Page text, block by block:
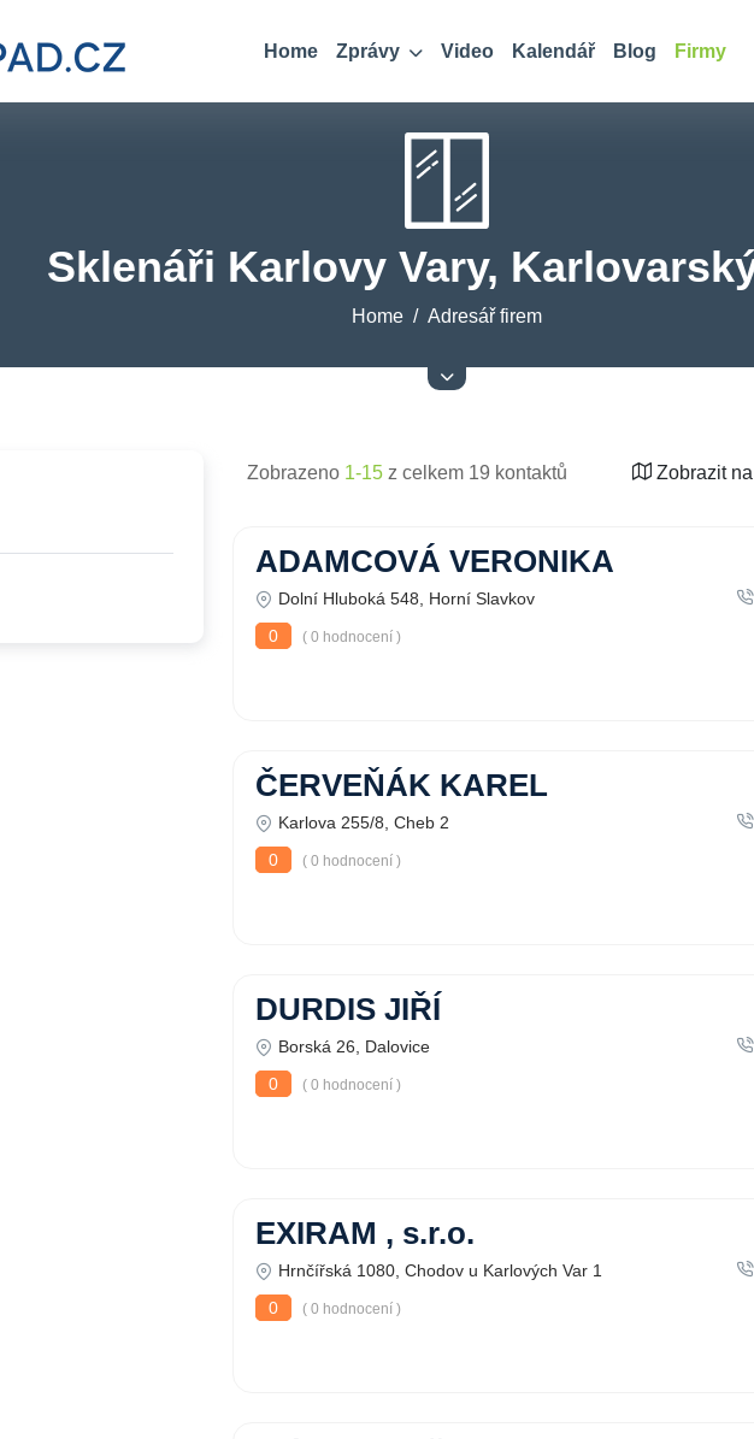
Home Zprávy Video Kalendář Blog Firmy
Sklenáři Karlovy Vary,
Home Adresář firem
Zobrazeno 1-15 z celkem 19 kontaktů Zobrazit
ADAMCOVÁ VERONIKA
Dolní Hluboká 548, Horní Slavkov
0
( 0 hodnocení )
ČERVEŇÁK KAREL
Karlova 255/8, Cheb 2
0
( 0 hodnocení )
DURDIS JIŘÍ
Borská 26, Dalovice
0
( 0 hodnocení )
EXIRAM , s.r.o.
Hrnčířská 1080, Chodov u Karlových Var 1
0
( 0 hodnocení )